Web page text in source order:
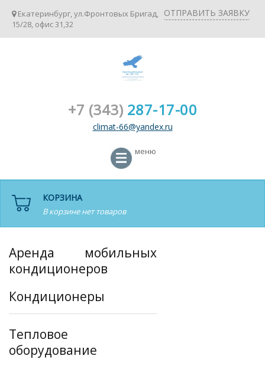
ОТПРАВИТЬ ЗАЯВКУ
Екатеринбург, ул.Фронтовых Бригад,
15/28, офис 31,32
+7 (343) 287-17-00
climat-66@yandex.ru
КОРЗИНА
В корзине нет товаров
меню
Аренда мобильных
кондиционеров
Кондиционеры
Тепловое
оборудование